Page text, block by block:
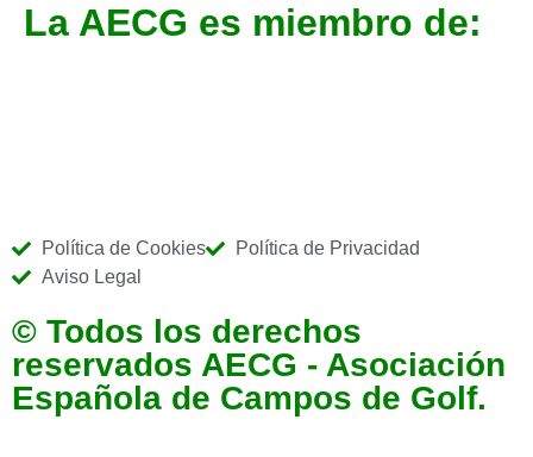
La AECG es miembro de:
© Todos los derechos
reservados AECG - Asociación
Española de Campos de Golf.
Política de Cookies
Política de Privacidad
Aviso Legal